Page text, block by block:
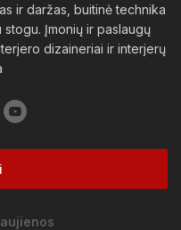
ir daržas, buitinė technika
Įmonių ir paslaugų
dizaineriai ir interjerų